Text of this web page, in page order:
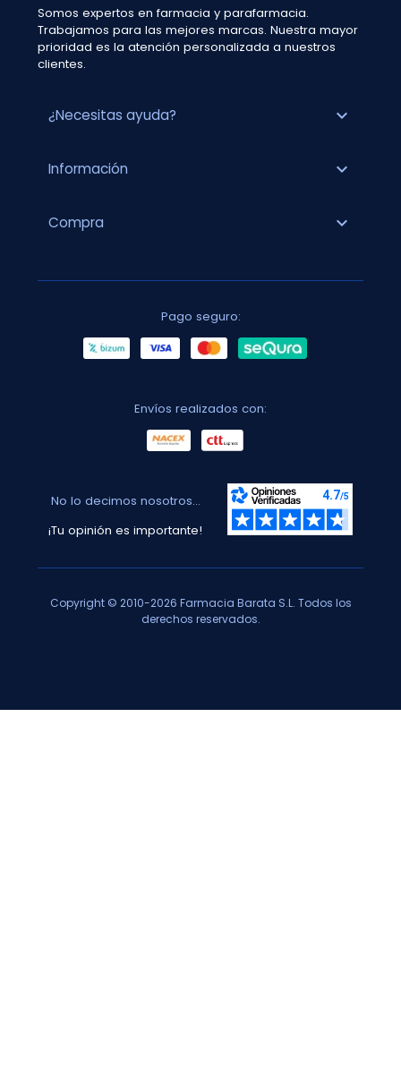
Somos expertos en farmacia y parafarmacia.
Trabajamos para las mejores marcas. Nuestra mayor
prioridad es la atención personalizada a nuestros
clientes.
¿Necesitas ayuda? expand_more
Información expand_more
Compra expand_more
Pago seguro:
Envíos realizados con:
No lo decimos nosotros...
¡Tu opinión es importante!
Copyright © 2010-2026 Farmacia Barata S.L. Todos los
derechos reservados.